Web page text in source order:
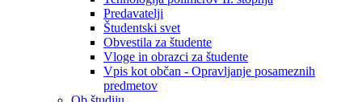
Predavatelji
Študentski svet
Obvestila za študente
Vloge in obrazci za študente
Vpis kot občan - Opravljanje posameznih
predmetov